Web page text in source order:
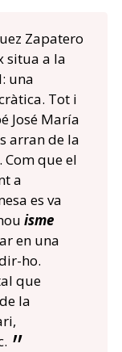
Zapatero
situa a la
una
Tot i
José María
arran de la
que el
a
es va
isme
en una
ho.
que
la